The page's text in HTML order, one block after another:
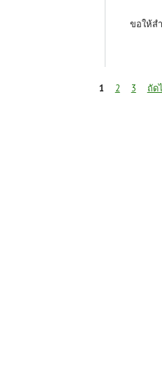
ขอให้ส
1 2 3 ถัด